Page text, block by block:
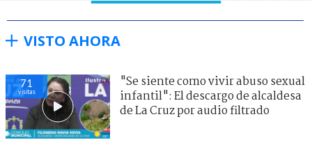
VISTO AHORA
71
visitas
"Se siente como vivir abuso sexual
infantil": El descargo de alcaldesa
de La Cruz por audio filtrado